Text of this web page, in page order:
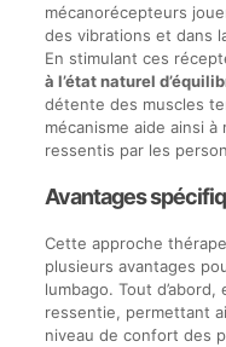
mécanorécepteurs
des vibrations et dans
En stimulant ces
à l’état naturel
détente des muscles
mécanisme aide ainsi à
ressentis par les
Avantages
Cette approche
plusieurs avantages
lumbago. Tout
ressentie, permettant
niveau de confort des